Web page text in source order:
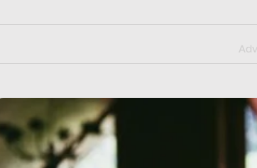
Adv